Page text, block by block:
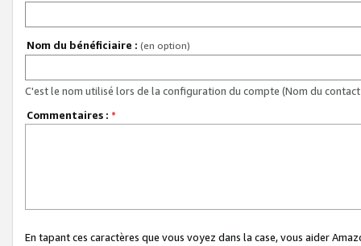
Nom du bénéficiaire : (en option)
C'est le nom utilisé lors de la configuration du compte (Nom du
Commentaires : *
En tapant ces caractères que vous voyez dans la case, vous aider